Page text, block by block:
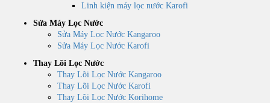
Linh kiện máy lọc nước Karofi
Sửa Máy Lọc Nước
Sửa Máy Lọc Nước Kangaroo
Sửa Máy Lọc Nước Karofi
Thay Lõi Lọc Nước
Thay Lõi Lọc Nước Kangaroo
Thay Lõi Lọc Nước Karofi
Thay Lõi Lọc Nước Korihome